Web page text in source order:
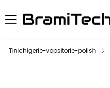
Tinichigerie-vopsitorie-polish